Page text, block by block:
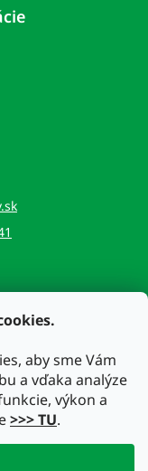
aby sme Vám
a vďaka analýze
výkon a
>>> TU.